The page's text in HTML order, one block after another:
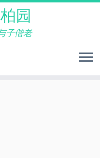
园
子偕老